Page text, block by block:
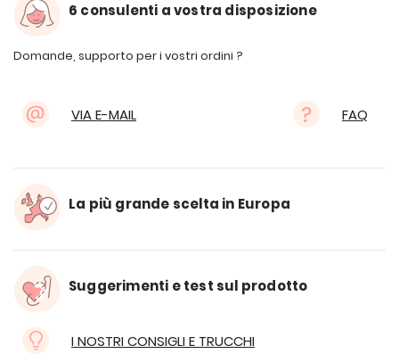
6 consulenti a vostra disposizione
Domande, supporto per i vostri ordini ?
VIA E-MAIL FAQ
La più grande scelta in Europa
Suggerimenti e test sul prodotto
I NOSTRI CONSIGLI E TRUCCHI